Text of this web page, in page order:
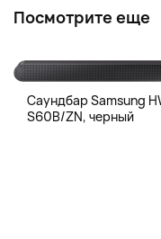
Посмотрите еще
Саундбар Samsung
S60B/ZN, черный